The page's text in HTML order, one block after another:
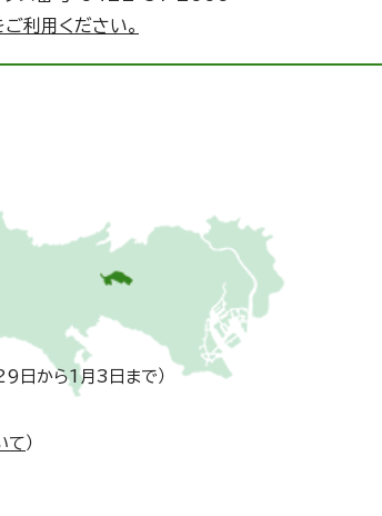
利用ください。
日から1月3日まで）
て ）